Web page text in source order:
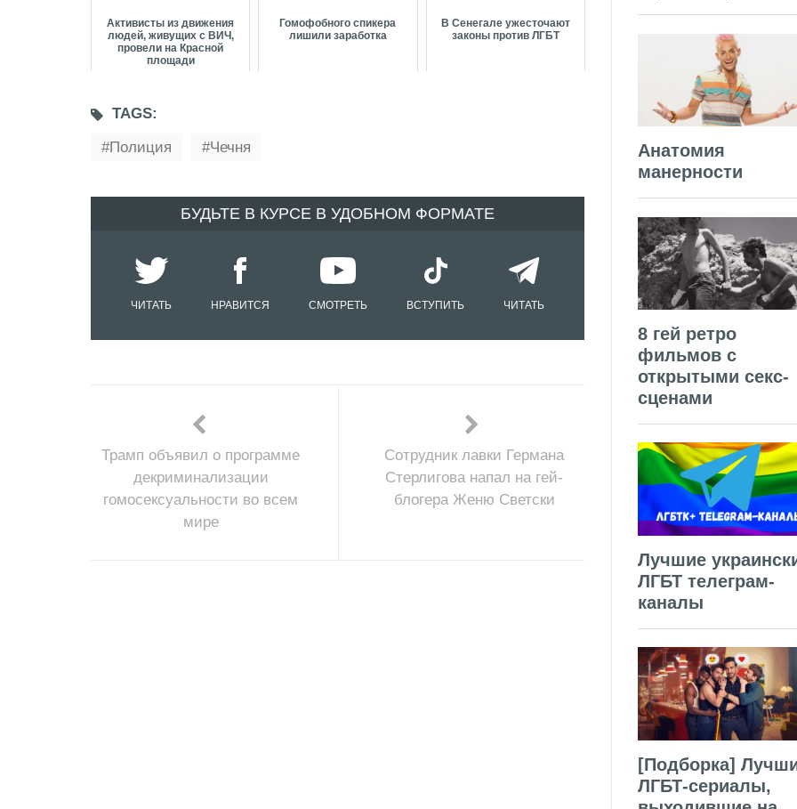
Активисты из движения
людей, живущих с ВИЧ,
провели на Красной
площади
Гомофобного спикера
лишили заработка
В Сенегале ужесточают
законы против ЛГБТ
TAGS:
Полиция
Чечня
БУДЬТЕ В КУРСЕ В УДОБНОМ ФОРМАТЕ
ЧИТАТЬ НРАВИТСЯ СМОТРЕТЬ ВСТУПИТЬ ЧИТАТЬ
Трамп объявил о программе
декриминализации
гомосексуальности во всем
мире
Сотрудник лавки Германа
Стерлигова напал на гей-
блогера Женю Светски
Анатомия
манерности
8 гей ретро
фильмов с
открытыми секс-
сценами
Лучшие
ЛГБТ телеграм-
каналы
[Подборка]
ЛГБТ-сериалы,